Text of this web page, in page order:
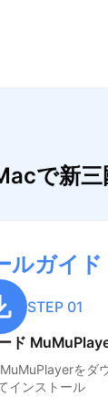
で新
ルガイド
STEP 01
ド
をダ
インストール